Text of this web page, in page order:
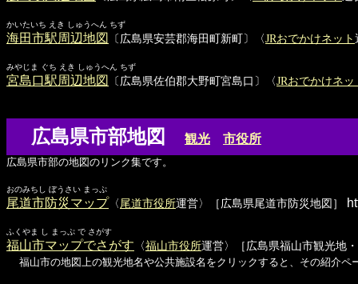
かいたいち えき しゅうへん ちず
海田市駅周辺地図 〔広島県安芸郡海田町新町〕〈JRおでかけネット
みやじま ぐち えき しゅうへん ちず
宮島口駅周辺地図 〔広島県佐伯郡大野町宮島口〕〈JRおでかけネッ
広島県市部地図 観光 市役所
広島県市部の地図のリンク集です。
おのみちし ぼうさい まっぷ
尾道市防災マップ 〈尾道市役所運営〉［広島県尾道市防災地図］
ふくやま し まっぷ で さがす
福山市マップでさがす 〈福山市役所運営〉［広島県福山市観光地・
福山市の地図上の観光地名や公共施設名をクリックすると、その紹介ペ